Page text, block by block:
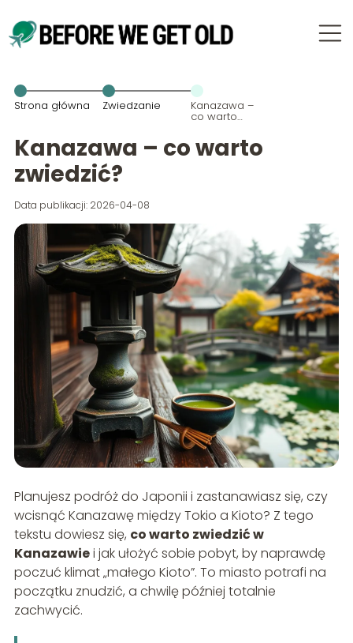
Strona główna Zwiedzanie Kanazawa –
co warto
Kanazawa – co warto
zwiedzić?
Data publikacji: 2026-04-08
Planujesz podróż do Japonii i zastanawiasz się, czy
wcisnąć Kanazawę między Tokio a Kioto? Z tego
tekstu dowiesz się, co warto zwiedzić w
Kanazawiei jak ułożyć sobie pobyt, by naprawdę
poczuć klimat „małego Kioto”. To miasto potrafi na
początku znudzić, a chwilę później totalnie
zachwycić.